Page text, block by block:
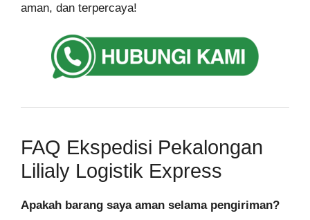
aman, dan terpercaya!
FAQ Ekspedisi Pekalongan
Lilialy Logistik Express
Apakah barang saya aman selama pengiriman?